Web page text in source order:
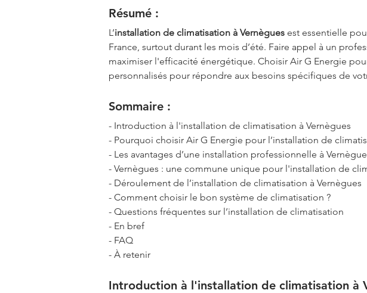
Résumé :
L’installation de climatisation à Vernègues est essentielle
France, surtout durant les mois d’été. Faire appel à un
maximiser l'efficacité énergétique. Choisir Air G Energie
personnalisés pour répondre aux besoins spécifiques de
Sommaire :
- Introduction à l'installation de climatisation à Vernègues
- Pourquoi choisir Air G Energie pour l’installation de
- Les avantages d’une installation professionnelle à
- Vernègues : une commune unique pour l'installation de
- Déroulement de l’installation de climatisation à Vernègues
- Comment choisir le bon système de climatisation ?
- Questions fréquentes sur l’installation de climatisation
- En bref
- FAQ
- À retenir
Introduction à l'installation de climatisation à